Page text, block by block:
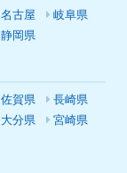
名古屋
岐阜県
静岡県
佐賀県
長崎県
大分県
宮崎県